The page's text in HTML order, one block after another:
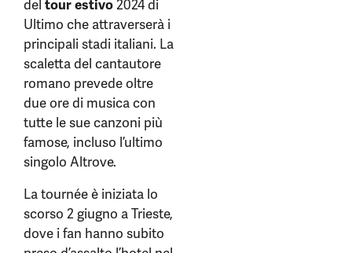
del tour estivo 2024 di
Ultimo che attraverserà i
principali stadi italiani. La
scaletta del cantautore
romano prevede oltre
due ore di musica con
tutte le sue canzoni più
famose, incluso l’ultimo
singolo Altrove.
La tournée è iniziata lo
scorso 2 giugno a Trieste,
dove i fan hanno subito